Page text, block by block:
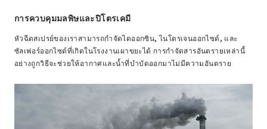
การควบคุมมลพิษและปิโตรเคมี
หัวฉีดสเปรย์ของเราสามารถกำจัดไดออกซิน, ไนโตรเจนออกไซด์, และ
ซัลเฟอร์ออกไซด์ที่เกิดในโรงงานเผาขยะได้ การกำจัดสารอันตรายเหล่านี้
อย่างถูกวิธีจะช่วยให้อากาศและน้ำที่บำบัดออกมาไม่มีความอันตราย